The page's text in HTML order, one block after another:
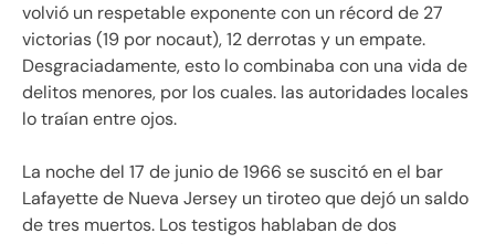
volvió un respetable exponente con un récord de 27
victorias (19 por nocaut), 12 derrotas y un empate.
Desgraciadamente, esto lo combinaba con una vida de
delitos menores, por los cuales. las autoridades locales
lo traían entre ojos.
La noche del 17 de junio de 1966 se suscitó en el bar
Lafayette de Nueva Jersey un tiroteo que dejó un saldo
de tres muertos. Los testigos hablaban de dos